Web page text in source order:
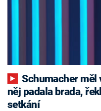
Schumacher měl vojenský přístup, lidem z
něj padala brada,
setkání